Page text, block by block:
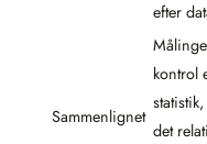
efter
Sammenlignet
kontrol
det